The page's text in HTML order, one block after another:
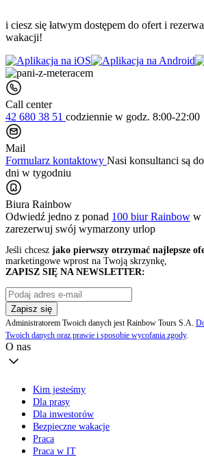
i ciesz się łatwym dostępem do ofert i
wakacji!
Call center
42 680 38 51 codziennie w godz. 8:00-22:00
Mail
Formularz kontaktowy Nasi konsultanci są
dni w tygodniu
Biura Rainbow
Odwiedź jedno z ponad 100 biur Rainbow w
zarezerwuj swój wymarzony urlop
Jeśli chcesz jako pierwszy otrzymać najlepsze
marketingowe wprost na Twoją skrzynkę,
ZAPISZ SIĘ NA NEWSLETTER:
Zapisz się
Administratorem Twoich danych jest Rainbow Tours S.A.
Twoich danych oraz prawie i sposobie wycofania zgody.
O nas
Kim jesteśmy
Dla prasy
Dla inwestorów
Bezpieczne wakacje
Praca
Praca w IT